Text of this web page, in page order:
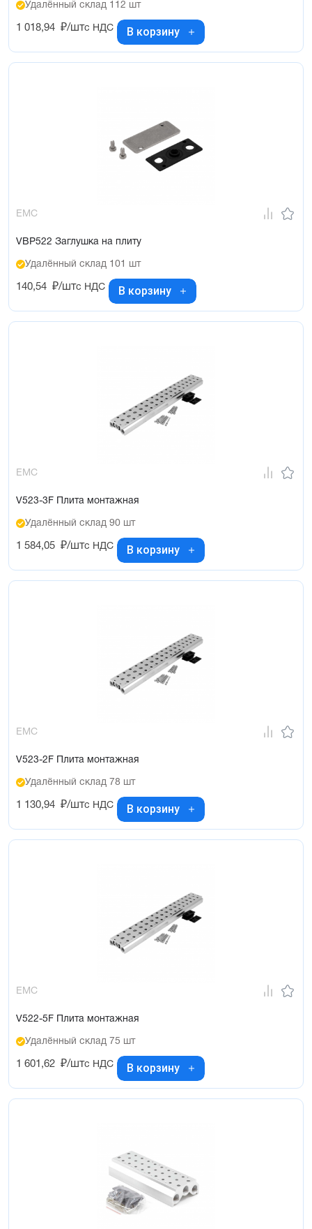
Удалённый склад 112 шт
1 018,94 ₽/штс НДС В корзину
EMC
VBP522 Заглушка на плиту
Удалённый склад 101 шт
140,54 ₽/штс НДС В корзину
EMC
V523-3F Плита монтажная
Удалённый склад 90 шт
1 584,05 ₽/штс НДС В корзину
EMC
V523-2F Плита монтажная
Удалённый склад 78 шт
1 130,94 ₽/штс НДС В корзину
EMC
V522-5F Плита монтажная
Удалённый склад 75 шт
1 601,62 ₽/штс НДС В корзину